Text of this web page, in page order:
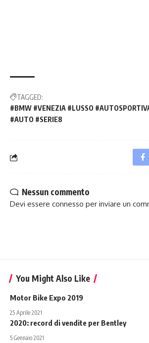
TAGGED:
#BMW #VENEZIA #LUSSO
#AUTO #SERIE8
Nessun commento
Devi essere connesso per inviare un
You Might Also Like
Motor Bike Expo 2019
25 Aprile 2021
2020: record di vendite per Bentley
5 Gennaio 2021